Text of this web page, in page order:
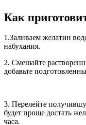
Как
1.Заливаем желатин
набухания.
2. Смешайте
добавьте
3. Перелейте
будет проще достать
часа.